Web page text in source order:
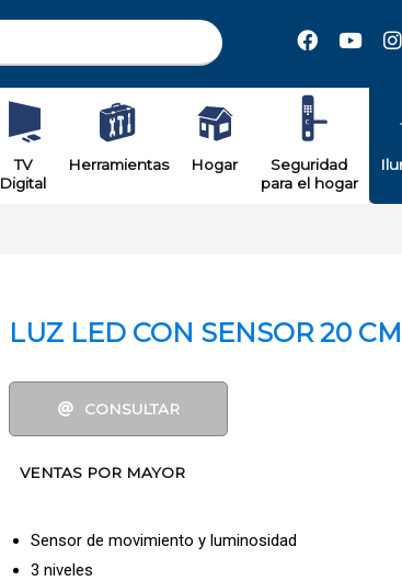
TV
Digital
Herramientas Hogar
Seguridad
para el hogar
LUZ LED CON SENSOR 20 CM
CONSULTAR
VENTAS POR MAYOR
Sensor de movimiento y luminosidad
3 niveles